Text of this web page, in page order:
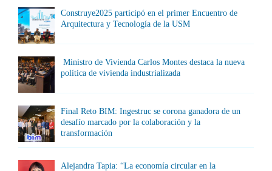
Construye2025 participó en el primer Encuentro de
Arquitectura y Tecnología de la USM
Ministro de Vivienda Carlos Montes destaca la nueva
política de vivienda industrializada
Final Reto BIM: Ingestruc se corona ganadora de un
desafío marcado por la colaboración y la
transformación
Alejandra Tapia: “La economía circular en la